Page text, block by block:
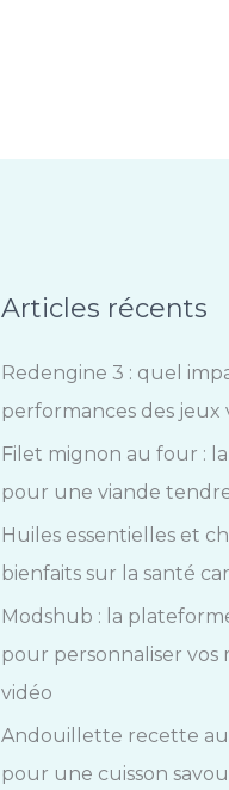
Articles récents
Redengine 3 : quel
performances des jeux
Filet mignon au four :
pour une viande
Huiles essentielles et
bienfaits sur la santé
Modshub : la
pour personnaliser vos
vidéo
Andouillette recette au
pour une cuisson